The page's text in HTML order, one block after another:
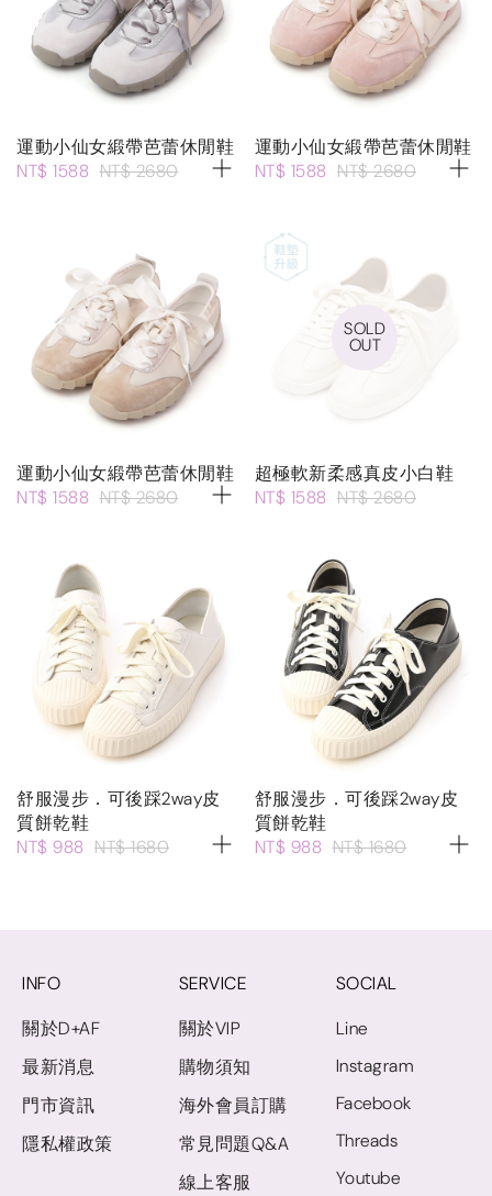
運動小仙女緞帶芭蕾休閒鞋
NT$ 1588 NT$ 2680
運動小仙女緞帶芭蕾休閒鞋
NT$ 1588 NT$ 2680
運動小仙女緞帶芭蕾休閒鞋
NT$ 1588 NT$ 2680
SOLD
OUT
超極軟新柔感真皮小白鞋
NT$ 1588 NT$ 2680
舒服漫步．可後踩2way皮
質餅乾鞋
NT$ 988 NT$ 1680
舒服漫步．可後踩2way皮
質餅乾鞋
NT$ 988 NT$ 1680
INFO
關於D+AF
最新消息
門市資訊
隱私權政策
SERVICE
關於VIP
購物須知
海外會員訂購
常見問題Q&A
線上客服
SOCIAL
Line
Instagram
Facebook
Threads
Youtube